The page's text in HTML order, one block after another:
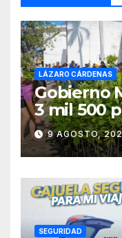
LÁZARO CÁRDENAS
Gobierno
3 mil 500
sumarse
Nacional
9 AGOSTO,
SEGURIDAD